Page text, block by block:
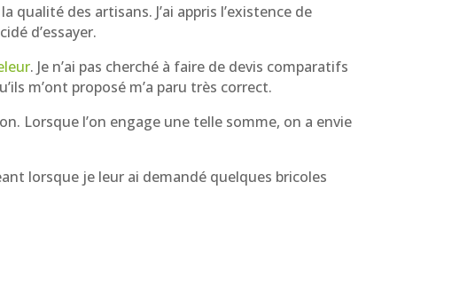
des artisans. J’ai appris l’existence de
d’essayer.
. Je n’ai pas cherché à faire de devis comparatifs
m’ont proposé m’a paru très correct.
Lorsque l’on engage une telle somme, on a envie
lorsque je leur ai demandé quelques bricoles